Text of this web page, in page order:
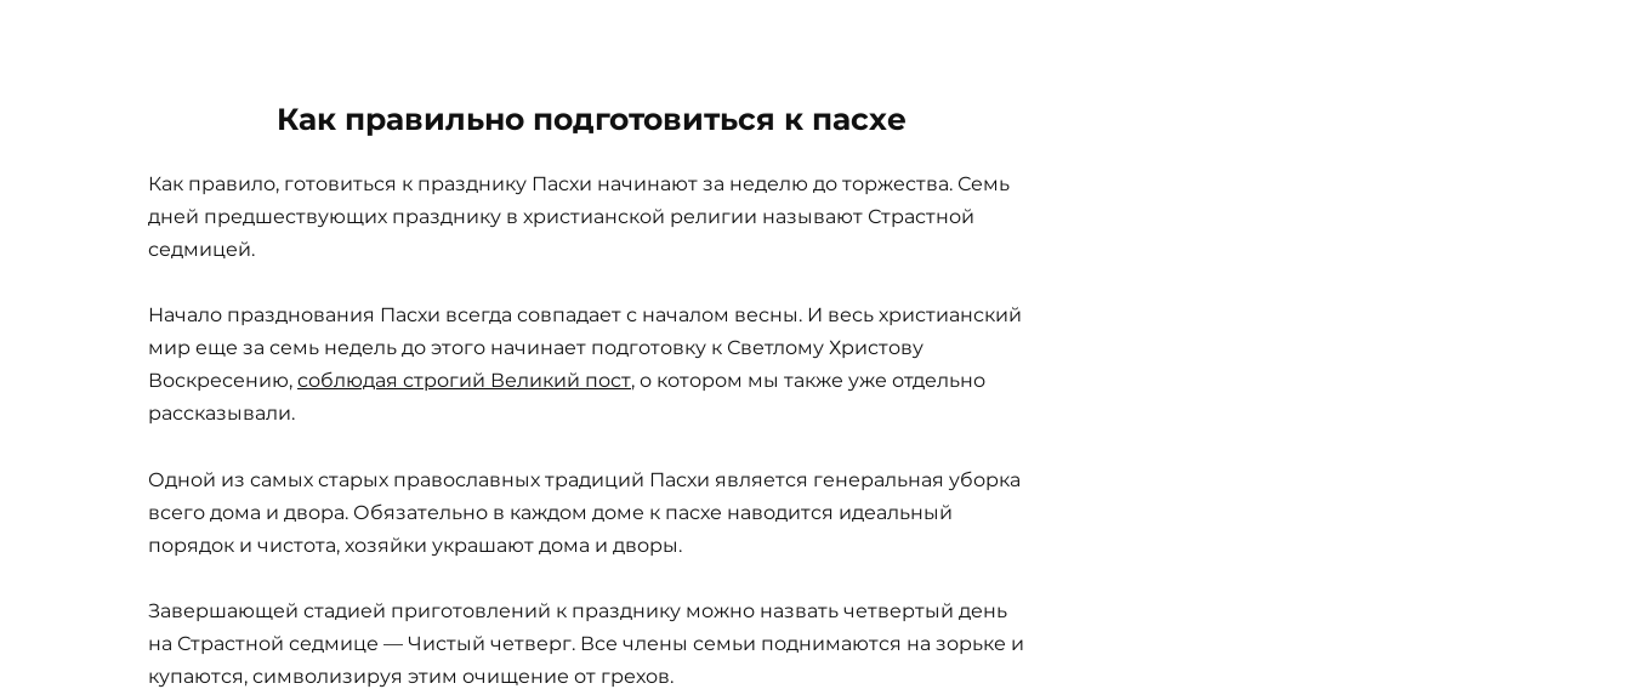
Как правильно подготовиться к пасхе
Как правило, готовиться к празднику Пасхи начинают за неделю до торжества. Семь
дней предшествующих празднику в христианской религии называют Страстной
седмицей.
Начало празднования Пасхи всегда совпадает с началом весны. И весь христианский
мир еще за семь недель до этого начинает подготовку к Светлому Христову
Воскресению, соблюдая строгий Великий пост, о котором мы также уже отдельно
рассказывали.
Одной из самых старых православных традиций Пасхи является генеральная уборка
всего дома и двора. Обязательно в каждом доме к пасхе наводится идеальный
порядок и чистота, хозяйки украшают дома и дворы.
Завершающей стадией приготовлений к празднику можно назвать четвертый день
на Страстной седмице — Чистый четверг. Все члены семьи поднимаются на зорьке и
купаются, символизируя этим очищение от грехов.